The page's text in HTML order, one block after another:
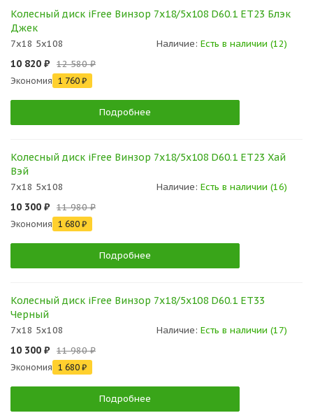
Колесный диск iFree Винзор 7x18/5x108 D60.1 ET23 Блэк
Джек
7x18 5x108 Наличие: Есть в наличии (12)
10 820 ₽ 12 580 ₽
Экономия 1 760 ₽
Подробнее
Колесный диск iFree Винзор 7x18/5x108 D60.1 ET23 Хай
Вэй
7x18 5x108 Наличие: Есть в наличии (16)
10 300 ₽ 11 980 ₽
Экономия 1 680 ₽
Подробнее
Колесный диск iFree Винзор 7x18/5x108 D60.1 ET33
Черный
7x18 5x108 Наличие: Есть в наличии (17)
10 300 ₽ 11 980 ₽
Экономия 1 680 ₽
Подробнее